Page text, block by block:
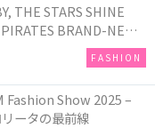
THE STARS SHINE
BRAND-NEW
FASHION
Fashion Show 2025 –
ータの最前線